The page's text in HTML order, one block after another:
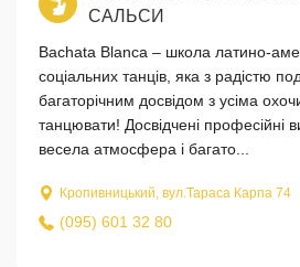
САЛЬСИ
Bachata Blanca – школа латино-
соціальних танців, яка з радістю
багаторічним досвідом з усіма
танцювати! Досвідчені професійні
весела атмосфера і багато...
Кропивницький, вул.Тараса Карпа 74
(095) 601 32 80